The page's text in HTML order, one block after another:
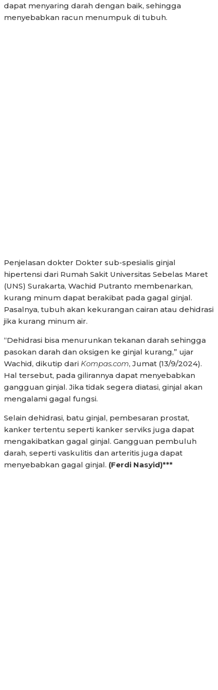
dapat menyaring darah dengan baik, sehingga
menyebabkan racun menumpuk di tubuh.
Penjelasan dokter Dokter sub-spesialis ginjal
hipertensi dari Rumah Sakit Universitas Sebelas Maret
(UNS) Surakarta, Wachid Putranto membenarkan,
kurang minum dapat berakibat pada gagal ginjal.
Pasalnya, tubuh akan kekurangan cairan atau dehidrasi
jika kurang minum air.
“Dehidrasi bisa menurunkan tekanan darah sehingga
pasokan darah dan oksigen ke ginjal kurang,” ujar
Wachid, dikutip dari Kompas.com, Jumat (13/9/2024).
Hal tersebut, pada gilirannya dapat menyebabkan
gangguan ginjal. Jika tidak segera diatasi, ginjal akan
mengalami gagal fungsi.
Selain dehidrasi, batu ginjal, pembesaran prostat,
kanker tertentu seperti kanker serviks juga dapat
mengakibatkan gagal ginjal. Gangguan pembuluh
darah, seperti vaskulitis dan arteritis juga dapat
menyebabkan gagal ginjal. (Ferdi Nasyid)***